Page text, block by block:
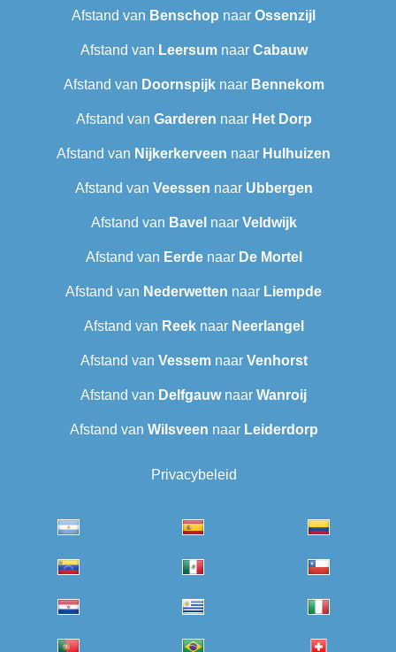
Afstand van Benschop naar Ossenzijl
Afstand van Leersumnaar Cabauw
Afstand van Doornspijknaar Bennekom
Afstand van Garderen naar Het Dorp
Afstand van Nijkerkerveen naar Hulhuizen
Afstand van Veessen naar Ubbergen
Afstand van Bavel naar Veldwijk
Afstand van Eerdenaar De Mortel
Afstand van Nederwetten naar Liempde
Afstand van Reeknaar Neerlangel
Afstand van Vessemnaar Venhorst
Afstand van Delfgauwnaar Wanroij
Afstand van Wilsveen‎ naar Leiderdorp
Privacybeleid